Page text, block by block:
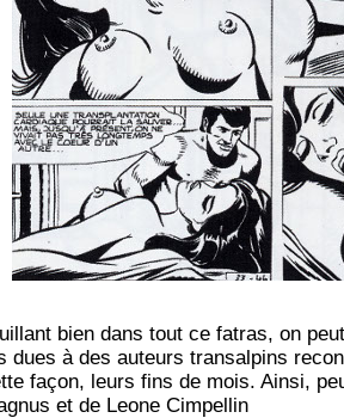
bien dans tout ce fatras, on
dues à des auteurs transalpins
façon, leurs fins de mois. Ainsi,
et de Leone Cimpellin